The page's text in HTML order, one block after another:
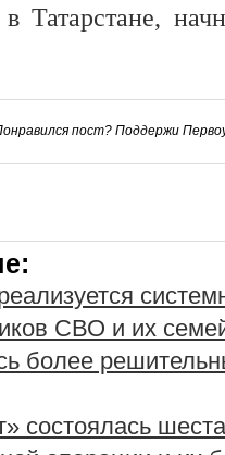
Татарстане,
пост? Поддержи
СВО и их
более
состоялась